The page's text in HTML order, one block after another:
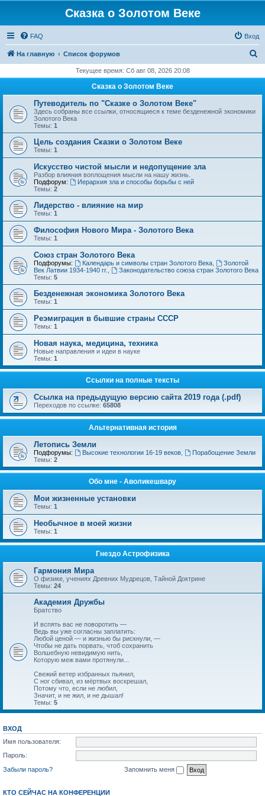
Сказка о Золотом Веке
FAQ Вход
На главную Список форумов
с
Текущее время: Сб авг 08, 2026 20:08
Сказка о Золотом Веке
Путеводитель по "Сказке о Золотом Веке"
Здесь собраны все ссылки, относящиеся к теме безденежной экономики
Золотого Века
Темы: 1
Цель создания Сказки о Золотом Веке
Темы: 1
Искусство чистой мысли и недопущение зла
Разбор влияния воплощения мысли на нашу жизнь.
Подфорум:
Иерархия зла и способы борьбы с ней
Темы: 2
Лидерство - влияние на мир
Темы: 1
Философия Нового Мира - Золотого Века
Темы: 1
Cоюз стран Золотого Века
Подфорумы: Календарь и символы стран Золотого Века,
Золотой
Век Латвии 1934-1940 гг.
Законодательство союза стран Золотого Века
Темы: 5
Безденежная экономика Золотого Века
Темы: 1
Реэмиграция в бывшие страны СССР
Темы: 1
Новая наука, медицина, техника
Новые направления и идеи в науке
Темы: 1
Ссылки на полные тексты
Ссылка на предыдущую версию сайта 2019 года (.pdf)
Переходов по ссылке: 65808
Альтернативная история
Летопись Земли
Подфорумы: Высокие технологии 16-19 веков,
Порабощение Земли
Темы: 2
Обо мне - Аволикешвару
Мои жизненные установки
Темы: 1
Необычное в моей жизни
Темы: 1
Гнездо Астрофизика
Гармония Мира
О физике, учениях Древних Мудрецов, Тайной Доктрине
Темы: 24
Академия Дружбы
Братство
И вспять вас не поворотить —
Ведь вы уже согласны заплатить:
Любой ценой — и жизнью бы рискнули, —
Чтобы не дать порвать, чтоб сохранить
Волшебную невидимую нить,
Которую меж вами протянули...
Свежий ветер избранных пьянил,
С ног сбивал, из мёртвых воскрешал,
Потому что, если не любил,
Значит, и не жил, и не дышал!
Темы: 5
ВХОД
Имя пользователя:
Пароль:
Забыли пароль?
Запомнить меня
КТО СЕЙЧАС НА КОНФЕРЕНЦИИ